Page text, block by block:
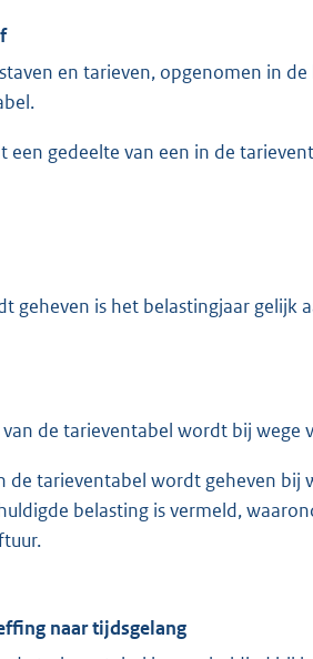
en tarieven, opgenomen in
gedeelte van een in de
is het belastingjaar gelijk
de tarieventabel wordt bij wege
tarieventabel wordt geheven bij
belasting is vermeld,
naar tijdsgelang